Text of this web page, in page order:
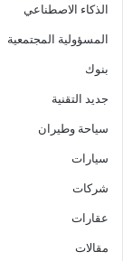
الذكاء الاصطناعي
المسؤولية المجتمعية
بنوك
جديد التقنية
سياحة وطيران
سيارات
شركات
عقارات
مقالات